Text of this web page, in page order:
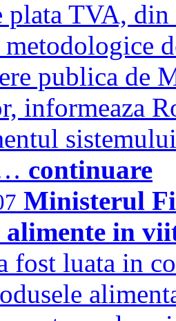
plata TVA,
publica de
informeaza
continuare
Ministerul
alimente in
fost luata in